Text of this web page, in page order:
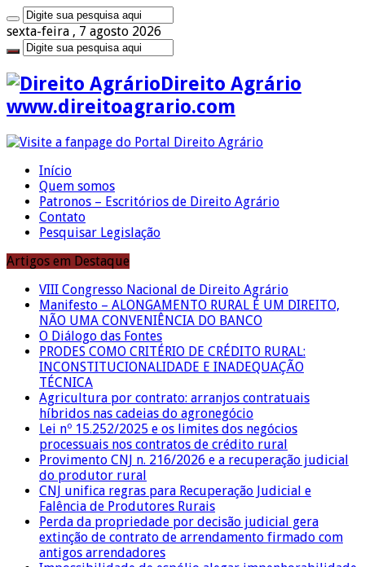
sexta-feira , 7 agosto 2026
Direito Agrário
www.direitoagrario.com
Início
Quem somos
Patronos – Escritórios de Direito Agrário
Contato
Pesquisar Legislação
Artigos em Destaque
VIII Congresso Nacional de Direito Agrário
Manifesto – ALONGAMENTO RURAL É UM DIREITO,
NÃO UMA CONVENIÊNCIA DO BANCO
O Diálogo das Fontes
PRODES COMO CRITÉRIO DE CRÉDITO RURAL:
INCONSTITUCIONALIDADE E INADEQUAÇÃO
TÉCNICA
Agricultura por contrato: arranjos contratuais
híbridos nas cadeias do agronegócio
Lei nº 15.252/2025 e os limites dos negócios
processuais nos contratos de crédito rural
Provimento CNJ n. 216/2026 e a recuperação judicial
do produtor rural
CNJ unifica regras para Recuperação Judicial e
Falência de Produtores Rurais
Perda da propriedade por decisão judicial gera
extinção de contrato de arrendamento firmado com
antigos arrendadores